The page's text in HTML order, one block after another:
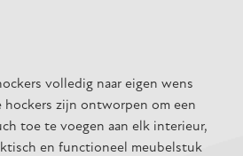
volledig naar eigen wens
hockers zijn ontworpen om een
toe te voegen aan elk interieur,
en functioneel meubelstuk